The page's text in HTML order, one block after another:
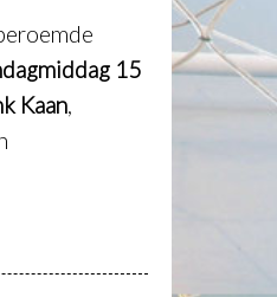
15
Kaan,